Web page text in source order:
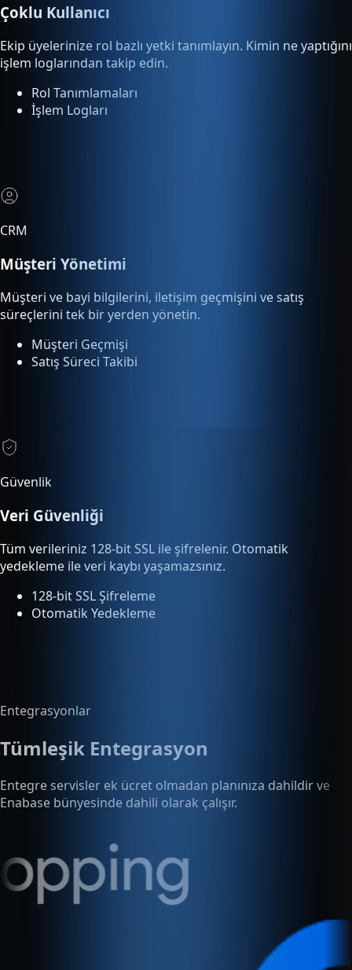
işlem loglarından takip edin.
Rol Tanımlamaları
İşlem Logları
Müşteri Yönetimi
Müşteri ve bayi bilgilerini, iletişim geçmişini ve satış
süreçlerini tek bir yerden yönetin.
Müşteri Geçmişi
Satış Süreci Takibi
Veri Güvenliği
Tüm verileriniz 128-bit SSL ile şifrelenir. Otomatik
yedekleme ile veri kaybı yaşamazsınız.
128-bit SSL Şifreleme
Otomatik Yedekleme
Enabase bünyesinde dahili olarak çalışır.